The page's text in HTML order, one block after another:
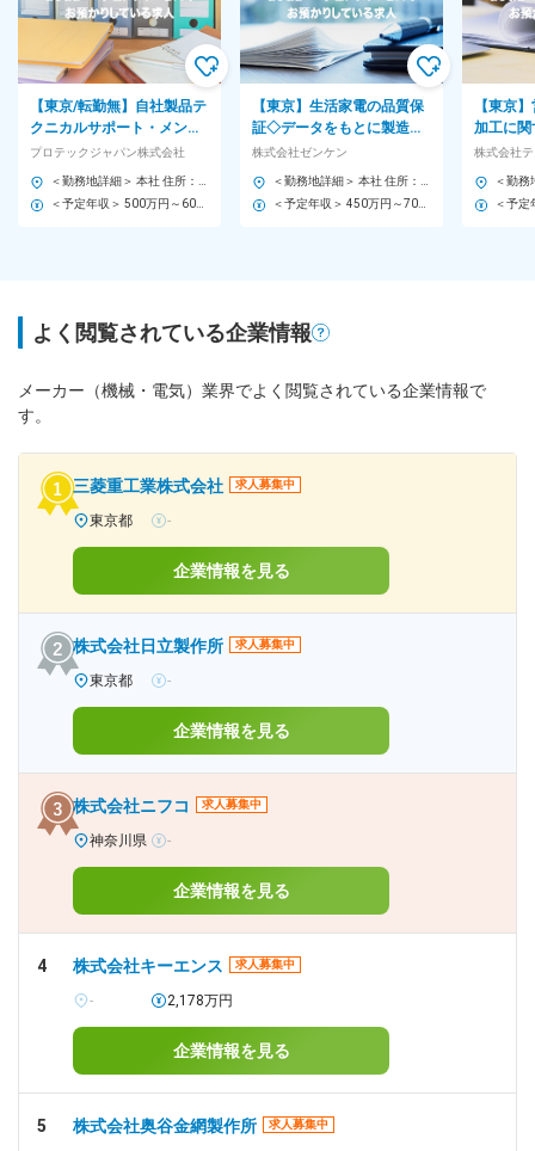
【東京/転勤無】自社製品テ
クニカルサポート・メンテ
ナンス ※POS・ATM/英語
力を活かせる/土日休
プロテックジャパン株式会社
【東京】生活家電の品質保
証◇データをもとに製造元
と連携／顧客対応なし・元
開発者も活躍・残業ほぼ無
株式会社ゼンケン
【東京
加工に関
ューショ
ートワ
度～
株式会社
よく閲覧されている企業情報
メーカー（機械・電気）業界でよく閲覧されている企業情報で
す。
三菱重工業株式会社 求人募集中
東京都 -
企業情報を見る
株式会社日立製作所 求人募集中
東京都 -
企業情報を見る
株式会社ニフコ 求人募集中
神奈川県 -
企業情報を見る
4 株式会社キーエンス 求人募集中
- 2,178万円
企業情報を見る
5 株式会社奥谷金網製作所 求人募集中